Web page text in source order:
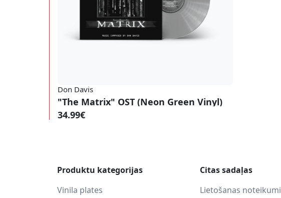
Don Davis
"The Matrix" OST (Neon Green Vinyl)
34.99€
Produktu kategorijas
Vinila plates
Citas sadaļas
Lietošanas noteikumi